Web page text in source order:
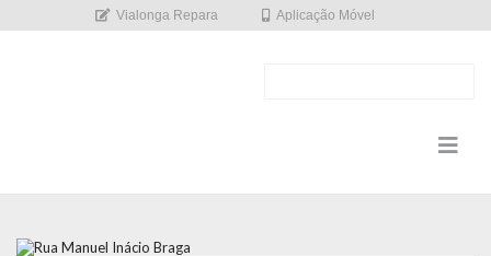
Vialonga Repara Aplicação Móvel